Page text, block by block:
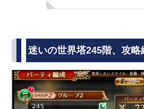
迷いの世界塔245階、攻略